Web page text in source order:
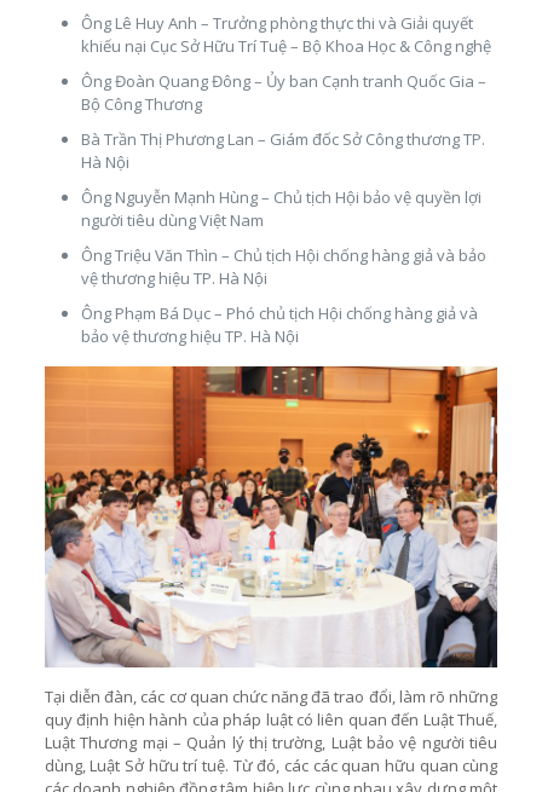
Ông Lê Huy Anh – Trưởng phòng thực thi và Giải quyết
khiếu nại Cục Sở Hữu Trí Tuệ – Bộ Khoa Học & Công nghệ
Ông Đoàn Quang Đông – Ủy ban Cạnh tranh Quốc Gia –
Bộ Công Thương
Bà Trần Thị Phương Lan – Giám đốc Sở Công thương TP.
Hà Nội
Ông Nguyễn Mạnh Hùng – Chủ tịch Hội bảo vệ quyền lợi
người tiêu dùng Việt Nam
Ông Triệu Văn Thìn – Chủ tịch Hội chống hàng giả và bảo
vệ thương hiệu TP. Hà Nội
Ông Phạm Bá Dục – Phó chủ tịch Hội chống hàng giả và
bảo vệ thương hiệu TP. Hà Nội
Tại diễn đàn, các cơ quan chức năng đã trao đổi, làm rõ những
quy định hiện hành của pháp luật có liên quan đến Luật Thuế,
Luật Thương mại – Quản lý thị trường, Luật bảo vệ người tiêu
dùng, Luật Sở hữu trí tuệ. Từ đó, các các quan hữu quan cùng